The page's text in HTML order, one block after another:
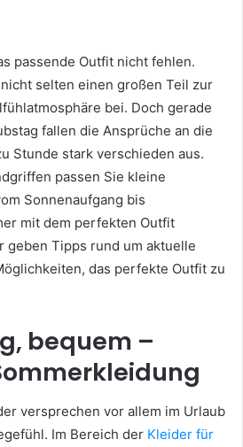
passende Outfit nicht fehlen.
selten einen großen Teil zur
bei. Doch gerade
fallen die Ansprüche an die
Stunde stark verschieden aus.
passen Sie kleine
Sonnenaufgang bis
mit dem perfekten Outfit
geben Tipps rund um aktuelle
das perfekte Outfit zu
bequem –
versprechen vor allem im Urlaub
Im Bereich der Kleider für